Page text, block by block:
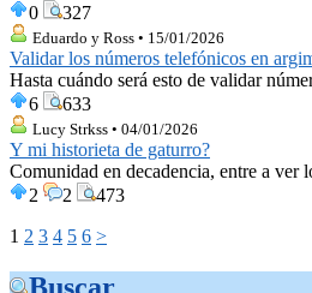
0
327
Eduardo y Ross • 15/01/2026
Validar los números telefónicos en
Hasta cuándo será esto de validar
6
633
Lucy Strkss • 04/01/2026
Y mi historieta de gaturro?
Comunidad en decadencia, entre a ver
2
2
473
1 2 3 4 5 6 >
Buscar